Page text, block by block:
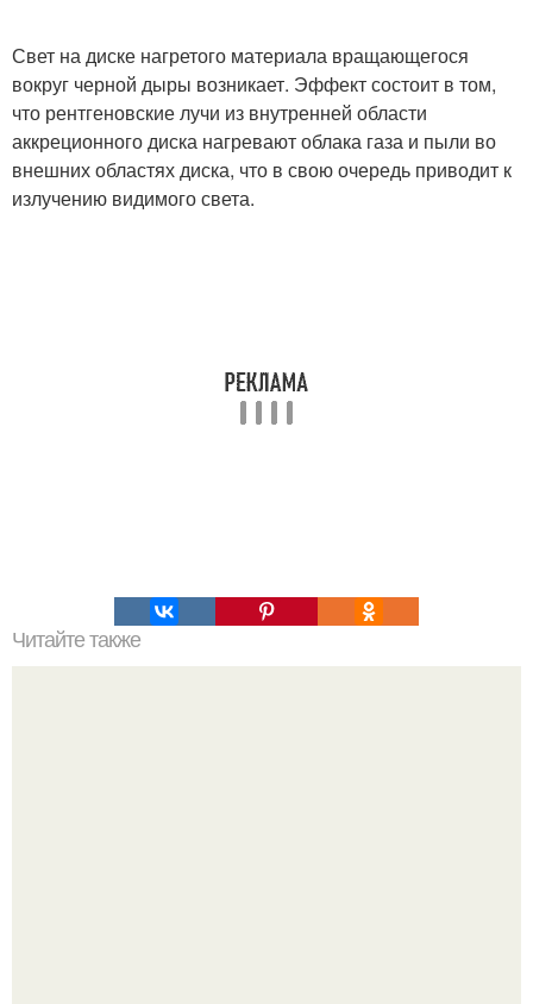
Свет на диске нагретого материала вращающегося
вокруг черной дыры возникает. Эффект состоит в том,
что рентгеновские лучи из внутренней области
аккреционного диска нагревают облака газа и пыли во
внешних областях диска, что в свою очередь приводит к
излучению видимого света.
Читайте также